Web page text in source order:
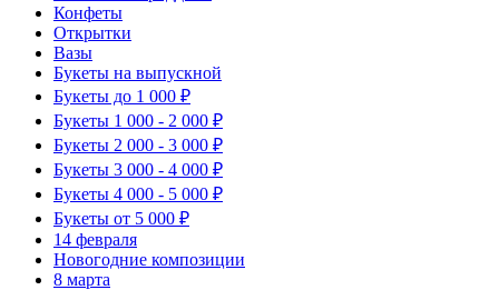
Конфеты
Открытки
Вазы
Букеты на выпускной
Букеты до 1 000 ₽
Букеты 1 000 - 2 000 ₽
Букеты 2 000 - 3 000 ₽
Букеты 3 000 - 4 000 ₽
Букеты 4 000 - 5 000 ₽
Букеты от 5 000 ₽
14 февраля
Новогодние композиции
8 марта